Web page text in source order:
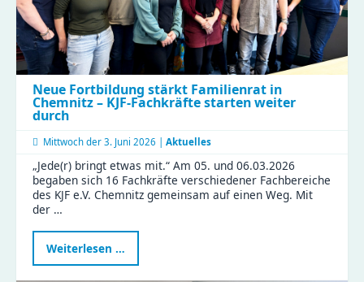
Neue Fortbildung stärkt Familienrat in
Chemnitz – KJF-Fachkräfte starten weiter
durch
Mittwoch der 3. Juni 2026 | Aktuelles
„Jede(r) bringt etwas mit.“ Am 05. und 06.03.2026
begaben sich 16 Fachkräfte verschiedener Fachbereiche
des KJF e.V. Chemnitz gemeinsam auf einen Weg. Mit
der …
Weiterlesen …
Fortbildung